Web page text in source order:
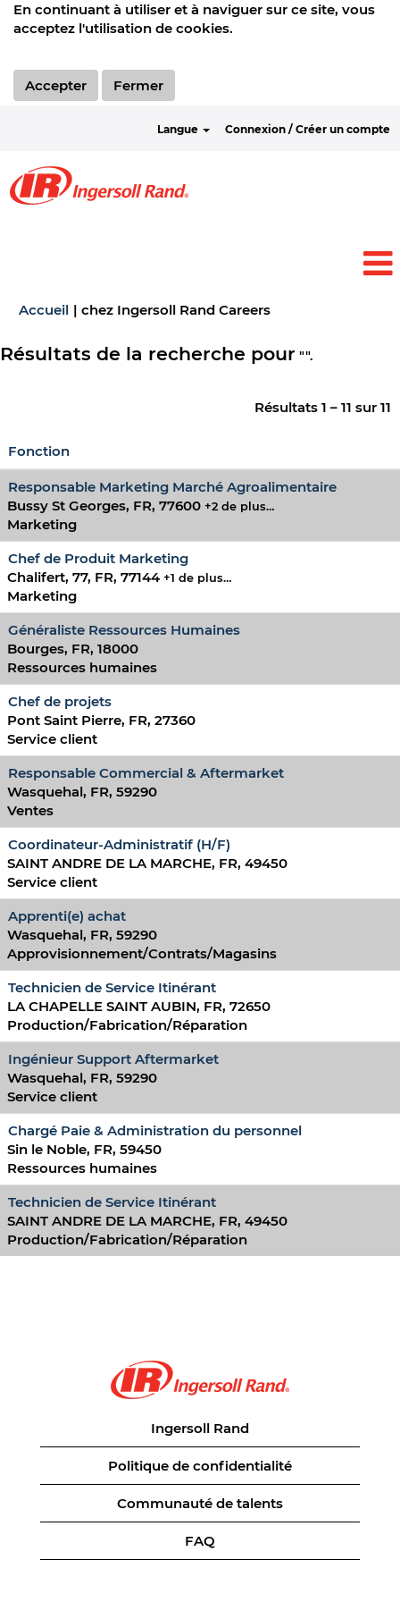
En continuant à utiliser et à naviguer sur ce site, vous
acceptez l'utilisation de cookies.
Accepter Fermer
Langue Connexion / Créer un compte
Accueil | chez Ingersoll Rand Careers(page
Résultats de la recherche pour "".
Résultats 1 – 11 sur 11
Fonction
Responsable Marketing Marché Agroalimentaire
Bussy St Georges, FR, 77600 +2 de plus…
Marketing
Chef de Produit Marketing
Chalifert, 77, FR, 77144 +1 de plus…
Marketing
Généraliste Ressources Humaines
Bourges, FR, 18000
Ressources humaines
Chef de projets
Pont Saint Pierre, FR, 27360
Service client
Responsable Commercial & Aftermarket
Wasquehal, FR, 59290
Ventes
Coordinateur-Administratif (H/F)
SAINT ANDRE DE LA MARCHE, FR, 49450
Service client
Apprenti(e) achat
Wasquehal, FR, 59290
Approvisionnement/Contrats/Magasins
Technicien de Service Itinérant
LA CHAPELLE SAINT AUBIN, FR, 72650
Production/Fabrication/Réparation
Ingénieur Support Aftermarket
Wasquehal, FR, 59290
Service client
Chargé Paie & Administration du personnel
Sin le Noble, FR, 59450
Ressources humaines
Technicien de Service Itinérant
SAINT ANDRE DE LA MARCHE, FR, 49450
Production/Fabrication/Réparation
Ingersoll Rand
Politique de confidentialité
Communauté de talents
FAQ